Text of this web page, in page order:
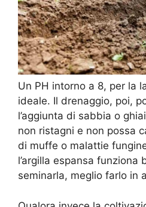
Un PH intorno a 8, per la
ideale. Il drenaggio, poi,
l’aggiunta di sabbia o
non ristagni e non possa
di muffe o malattie
l’argilla espansa funziona
seminarla, meglio farlo in